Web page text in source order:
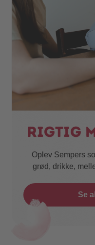
Rigtig
Oplev Sempers
grød, drikke,
Se